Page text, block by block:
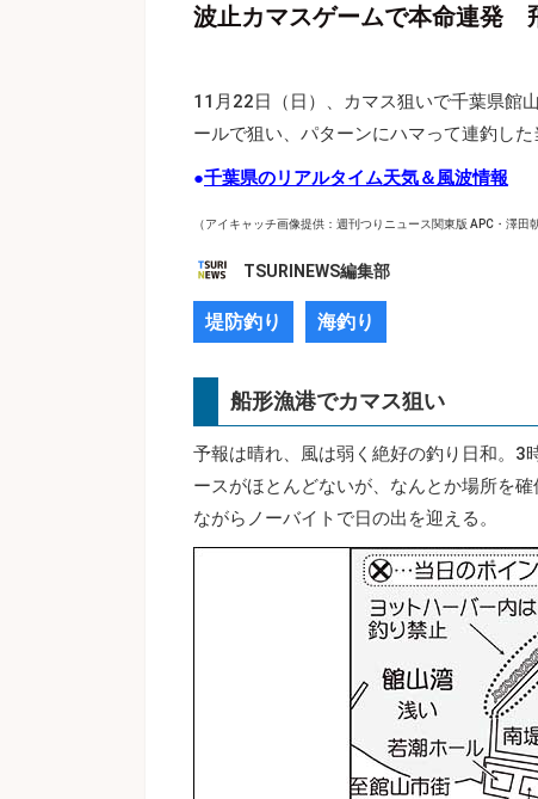
波止カマスゲームで本命連発
11月22日（日）、カマス狙いで千葉県館
ールで狙い、パターンにハマって連釣した
●千葉県のリアルタイム天気＆風波情報
（アイキャッチ画像提供：週刊つりニュース関東版 APC・澤田朝
TSURINEWS編集部
堤防釣り 海釣り
船形漁港でカマス狙い
予報は晴れ、風は弱く絶好の釣り日和。3
ースがほとんどないが、なんとか場所を
ながらノーバイトで日の出を迎える。